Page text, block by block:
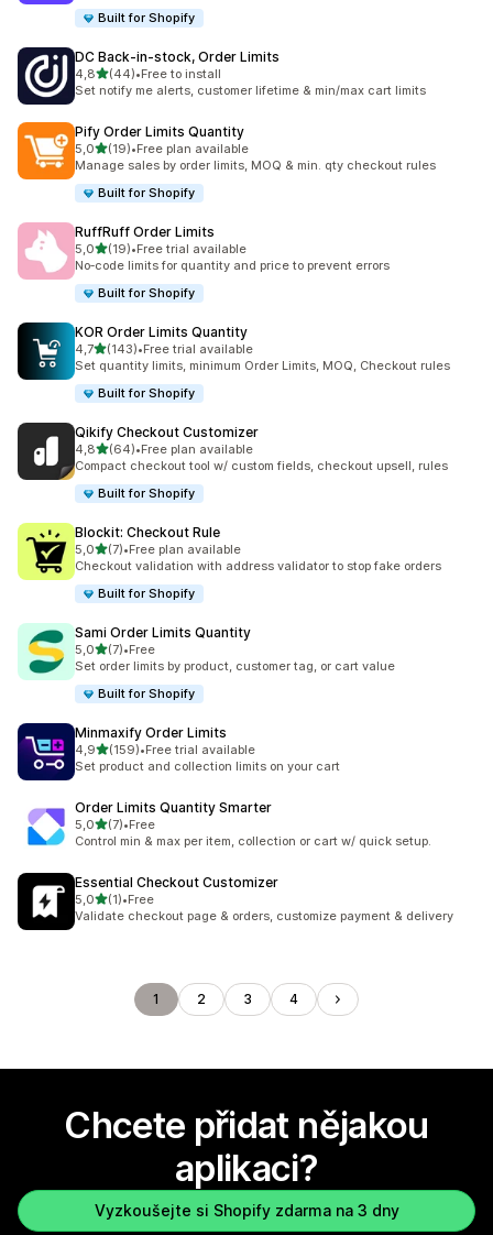
Built for Shopify
DC Back‑in‑stock, Order Limits
4,8z 5 hvězd
(44)
Celkový počet recenzí: 44
•Free to install
Set notify me alerts, customer lifetime & min/max cart limits
Pify Order Limits Quantity
5,0z 5 hvězd
(19)
Celkový počet recenzí: 19
•Free plan available
Manage sales by order limits, MOQ & min. qty checkout rules
Built for Shopify
RuffRuff Order Limits
5,0z 5 hvězd
(19)
Celkový počet recenzí: 19
•Free trial available
No‑code limits for quantity and price to prevent errors
Built for Shopify
KOR Order Limits Quantity
4,7z 5 hvězd
(143)
Celkový počet recenzí: 143
•Free trial available
Set quantity limits, minimum Order Limits, MOQ, Checkout rules
Built for Shopify
Qikify Checkout Customizer
4,8z 5 hvězd
(64)
Celkový počet recenzí: 64
•Free plan available
Compact checkout tool w/ custom fields, checkout upsell, rules
Built for Shopify
Blockit: Checkout Rule
5,0z 5 hvězd
(7)
Celkový počet recenzí: 7
•Free plan available
Checkout validation with address validator to stop fake orders
Built for Shopify
Sami Order Limits Quantity
5,0z 5 hvězd
(7)
Celkový počet recenzí: 7
•Free
Set order limits by product, customer tag, or cart value
Built for Shopify
Minmaxify Order Limits
4,9z 5 hvězd
(159)
Celkový počet recenzí: 159
•Free trial available
Set product and collection limits on your cart
Order Limits Quantity Smarter
5,0z 5 hvězd
(7)
Celkový počet recenzí: 7
•Free
Control min & max per item, collection or cart w/ quick setup.
Essential Checkout Customizer
5,0z 5 hvězd
(1)
Celkový počet recenzí: 1
•Free
Validate checkout page & orders, customize payment & delivery
1 2 3 4
Chcete přidat nějakou
aplikaci?
Vyzkoušejte si Shopify zdarma na 3 dny